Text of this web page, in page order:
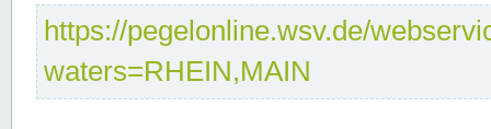
https://pegelonline.wsv.de/
waters=RHEIN,MAIN